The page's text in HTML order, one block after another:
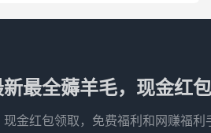
最全薅羊毛，现金红
金红包领取，免费福利和网赚福